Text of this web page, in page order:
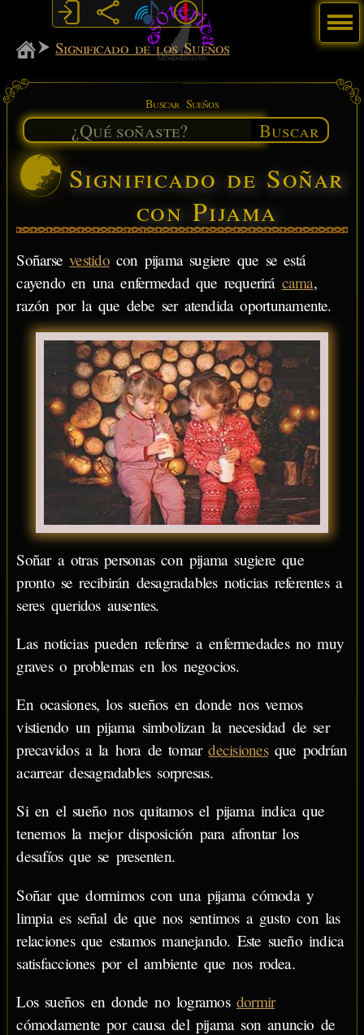
MiSabueso
Significado de los Sueños
Buscar Sueños
Buscar
Significado de Soñar
con Pijama
Soñarsevestidocon pijama sugiere que se está
cayendo en una enfermedad que requerirá cama,
razón por la que debe ser atendida oportunamente.
Soñar a otras personas con pijama sugiere que
pronto se recibirán desagradables noticias referentes a
seres queridos ausentes.
Las noticias pueden referirse a enfermedades no muy
graves o problemas en los negocios.
En ocasiones, los sueños en donde nos vemos
vistiendo un pijama simbolizan la necesidad de ser
precavidos a la hora de tomardecisionesque podrían
acarrear desagradables sorpresas.
Si en el sueño nos quitamos el pijama indica que
tenemos la mejor disposición para afrontar los
desafíos que se presenten.
Soñar que dormimos con una pijama cómoda y
limpia es señal de que nos sentimos a gusto con las
relaciones que estamos manejando. Este sueño indica
satisfacciones por el ambiente que nos rodea.
Los sueños en donde no logramos dormir
cómodamente por causa del pijama son anuncio de
Menú